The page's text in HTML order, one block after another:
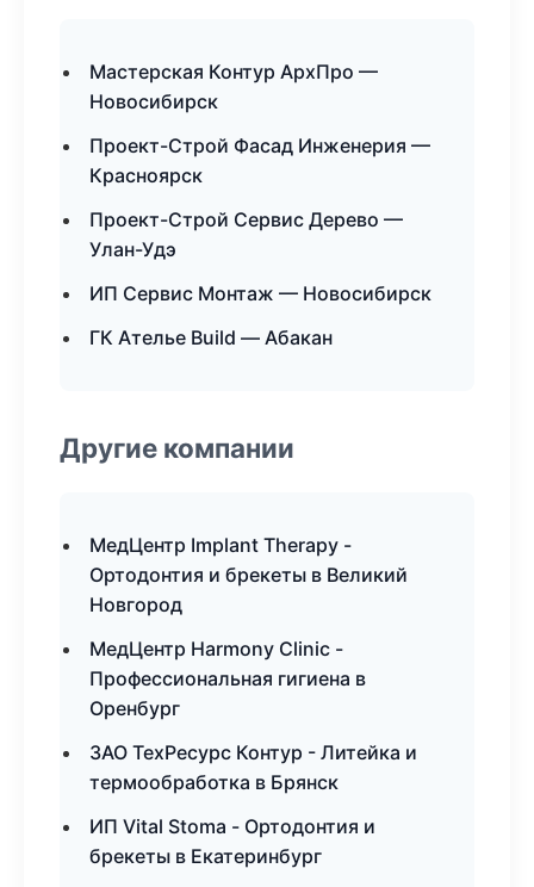
Мастерская Контур АрхПро —
Новосибирск
Проект-Строй Фасад Инженерия —
Красноярск
Проект-Строй Сервис Дерево —
Улан-Удэ
ИП Сервис Монтаж — Новосибирск
ГК Ателье Build — Абакан
Другие компании
МедЦентр Implant Therapy -
Ортодонтия и брекеты в Великий
Новгород
МедЦентр Harmony Clinic -
Профессиональная гигиена в
Оренбург
ЗАО ТехРесурс Контур - Литейка и
термообработка в Брянск
ИП Vital Stoma - Ортодонтия и
брекеты в Екатеринбург